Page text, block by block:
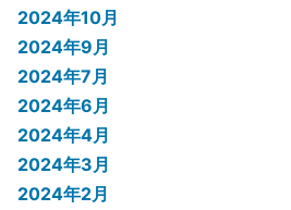
2024年10月
2024年9月
2024年7月
2024年6月
2024年4月
2024年3月
2024年2月